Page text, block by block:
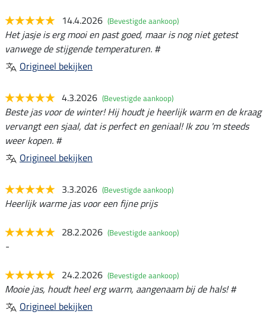
14.4.2026 (Bevestigde aankoop)
Het jasje is erg mooi en past goed, maar is nog niet getest
vanwege de stijgende temperaturen. #
Origineel bekijken
4.3.2026 (Bevestigde aankoop)
Beste jas voor de winter! Hij houdt je heerlijk warm en de kraag
vervangt een sjaal, dat is perfect en geniaal! Ik zou 'm steeds
weer kopen. #
Origineel bekijken
3.3.2026 (Bevestigde aankoop)
Heerlijk warme jas voor een fijne prijs
28.2.2026 (Bevestigde aankoop)
-
24.2.2026 (Bevestigde aankoop)
Mooie jas, houdt heel erg warm, aangenaam bij de hals! #
Origineel bekijken